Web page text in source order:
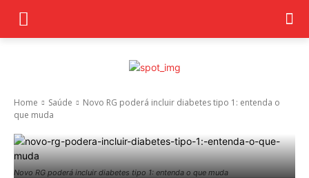
Home Saúde
Novo RG poderá incluir diabetes tipo 1: entenda o
que muda
Novo RG poderá incluir diabetes tipo 1: entenda o que muda